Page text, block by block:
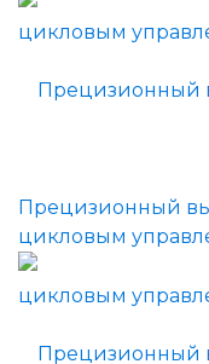
Прецизионный
цикловым